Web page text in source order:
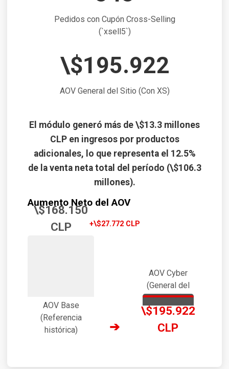
Pedidos con Cupón Cross-Selling
(`xsell5`)
\$195.922
AOV General del Sitio (Con XS)
El módulo generó más de \$13.3 millones
CLP en ingresos por productos
adicionales, lo que representa el 12.5%
de la venta neta total del período (\$106.3
millones).
Aumento Neto del AOV
\$168.150
CLP
AOV Base
(Referencia
histórica)
➔
\$195.922
CLP
+\$27.772 CLP
AOV Cyber
(General del
período)